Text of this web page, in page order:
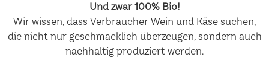
Und zwar 100% Bio!
Wir wissen, dass Verbraucher Wein und Käse suchen,
die nicht nur geschmacklich überzeugen, sondern auch
nachhaltig produziert werden.